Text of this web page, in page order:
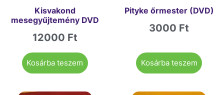
Kisvakond
mesegyűjtemény DVD
12000 Ft
Kosárba teszem
Pityke őrmester (DVD)
3000 Ft
Kosárba teszem